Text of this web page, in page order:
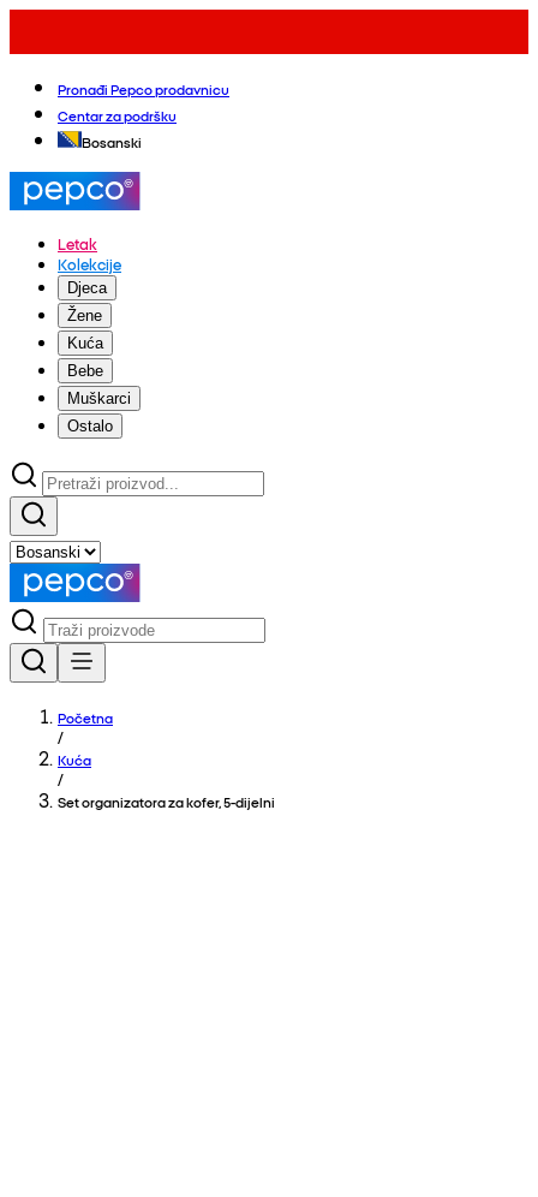
Pronađi Pepco prodavnicu
Centar za podršku
Bosanski
Letak
Kolekcije
Djeca
Žene
Kuća
Bebe
Muškarci
Ostalo
Početna
/
Kuća
/
Set organizatora za kofer, 5‑dijelni